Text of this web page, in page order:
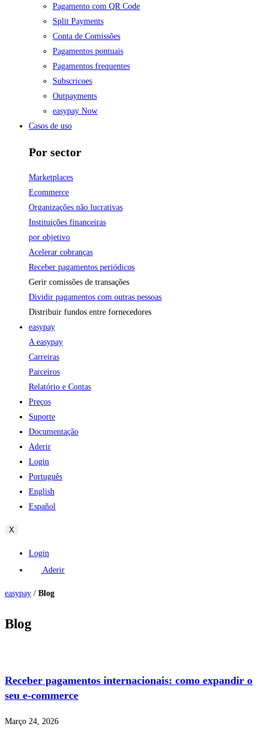
Pagamento com QR Code
Split Payments
Conta de Comissões
Pagamentos pontuais
Pagamentos frequentes
Subscricoes
Outpayments
easypay Now
Casos de uso
Por sector
Marketplaces
Ecommerce
Organizações não lucrativas
Instituições financeiras
por objetivo
Acelerar cobranças
Receber pagamentos periódicos
Gerir comissões de transações
Dividir pagamentos com outras pessoas
Distribuir fundos entre fornecedores
easypay
A easypay
Carreiras
Parceiros
Relatório e Contas
Preços
Suporte
Documentação
Aderir
Login
Português
English
Español
X
Login
Aderir
easypay / Blog
Blog
Receber pagamentos internacionais: como expandir o
seu e-commerce
Março 24, 2026